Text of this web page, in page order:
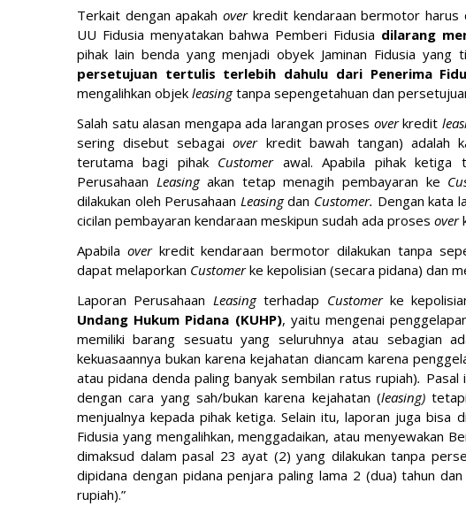
Terkait dengan apakahover kredit kendaraan bermotor harus
UU Fidusia menyatakan bahwa Pemberi Fidusia dilarang
pihak lain benda yang menjadi obyek Jaminan Fidusia yang
persetujuan tertulis terlebih dahulu dari Penerima
mengalihkan objek leasingtanpa sepengetahuan dan
Salah satu alasan mengapa ada larangan proses overkredit
sering disebut sebagaiover kredit bawah tangan) adalah
terutama bagi pihak Customer awal. Apabila pihak ketiga
Perusahaan Leasingakan tetap menagih pembayaran ke
dilakukan oleh Perusahaan Leasingdan Customer. Dengan kata
cicilan pembayaran kendaraan meskipun sudah ada proses over
Apabila overkredit kendaraan bermotor dilakukan tanpa
dapat melaporkan Customerke kepolisian (secara pidana) dan
Laporan Perusahaan Leasingterhadap Customer ke
Undang Hukum Pidana (KUHP), yaitu mengenai
memiliki barang sesuatu yang seluruhnya atau sebagian
kekuasaannya bukan karena kejahatan diancam karena
atau pidana denda paling banyak sembilan ratus rupiah). Pasal
dengan cara yang sah/bukan karena kejahatan (leasing)tetapi
menjualnya kepada pihak ketiga. Selain itu, laporan juga bisa
Fidusia yang mengalihkan, menggadaikan, atau menyewakan
dimaksud dalam pasal 23 ayat (2) yang dilakukan tanpa
dipidana dengan pidana penjara paling lama 2 (dua) tahun
rupiah).”